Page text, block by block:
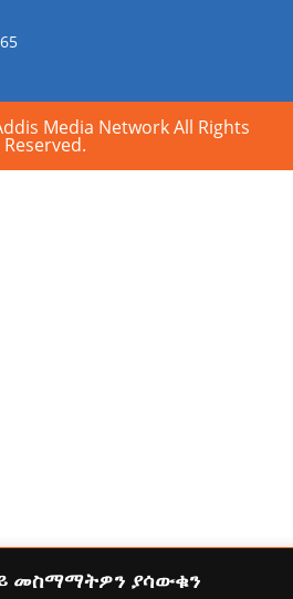
መስማማትዎን ያሳውቁን
Media Network All Rights
Reserved.